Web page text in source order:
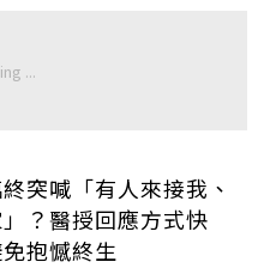
突喊「有人來接我、
？醫授回應方式快
抱憾終生